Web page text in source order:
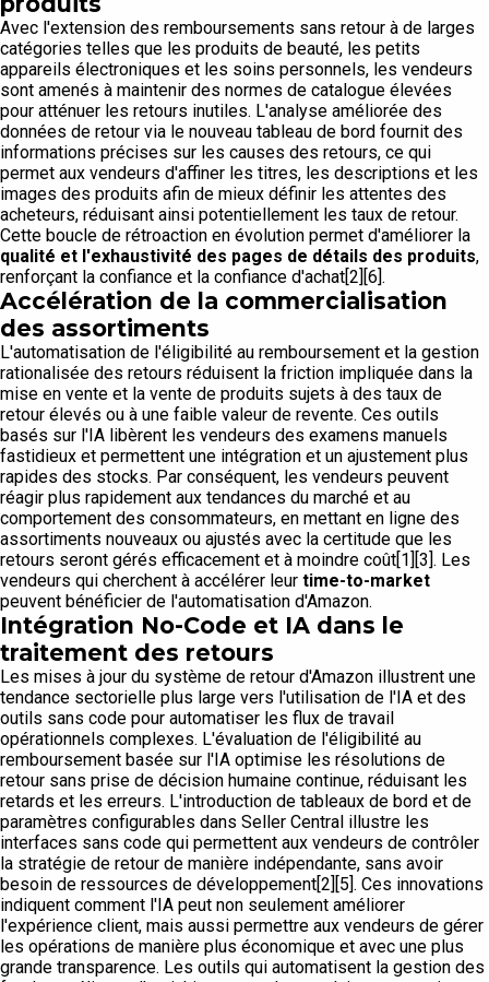
Avec l'extension des remboursements sans retour à de larges
catégories telles que les produits de beauté, les petits
appareils électroniques et les soins personnels, les vendeurs
sont amenés à maintenir des normes de catalogue élevées
pour atténuer les retours inutiles. L'analyse améliorée des
données de retour via le nouveau tableau de bord fournit des
informations précises sur les causes des retours, ce qui
permet aux vendeurs d'affiner les titres, les descriptions et les
images des produits afin de mieux définir les attentes des
acheteurs, réduisant ainsi potentiellement les taux de retour.
Cette boucle de rétroaction en évolution permet d'améliorer la
qualité et l'exhaustivité des pages de détails des produits,
renforçant la confiance et la confiance d'achat[2][6].
Accélération de la commercialisation
des assortiments
L'automatisation de l'éligibilité au remboursement et la gestion
rationalisée des retours réduisent la friction impliquée dans la
mise en vente et la vente de produits sujets à des taux de
retour élevés ou à une faible valeur de revente. Ces outils
basés sur l'IA libèrent les vendeurs des examens manuels
fastidieux et permettent une intégration et un ajustement plus
rapides des stocks. Par conséquent, les vendeurs peuvent
réagir plus rapidement aux tendances du marché et au
comportement des consommateurs, en mettant en ligne des
assortiments nouveaux ou ajustés avec la certitude que les
retours seront gérés efficacement et à moindre coût[1][3]. Les
vendeurs qui cherchent à accélérer leur time-to-market
peuvent bénéficier de l'automatisation d'Amazon.
Intégration No-Code et IA dans le
traitement des retours
Les mises à jour du système de retour d'Amazon illustrent une
tendance sectorielle plus large vers l'utilisation de l'IA et des
outils sans code pour automatiser les flux de travail
opérationnels complexes. L'évaluation de l'éligibilité au
remboursement basée sur l'IA optimise les résolutions de
retour sans prise de décision humaine continue, réduisant les
retards et les erreurs. L'introduction de tableaux de bord et de
paramètres configurables dans Seller Central illustre les
interfaces sans code qui permettent aux vendeurs de contrôler
la stratégie de retour de manière indépendante, sans avoir
besoin de ressources de développement[2][5]. Ces innovations
indiquent comment l'IA peut non seulement améliorer
l'expérience client, mais aussi permettre aux vendeurs de gérer
les opérations de manière plus économique et avec une plus
grande transparence. Les outils qui automatisent la gestion des